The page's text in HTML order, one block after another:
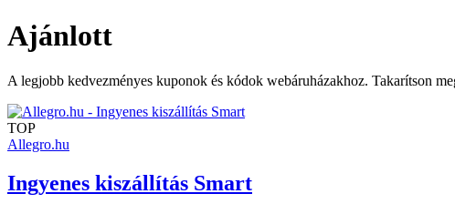
Ajánlott
A legjobb kedvezményes kuponok és kódok webáruházakhoz. Takarítson
TOP
Allegro.hu
Ingyenes kiszállítás Smart